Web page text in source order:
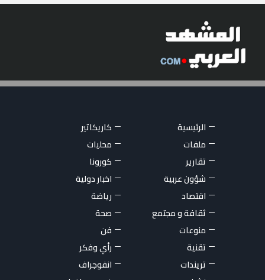
الرئيسية
كاريكاتير
ملفات
محليات
تقارير
كورونا
شؤون عربية
اخبار دولية
اقتصاد
رياضة
ثقافة و مجتمع
صحة
منوعات
فن
تقنية
رأي وفكر
تريندات
انفوجراف